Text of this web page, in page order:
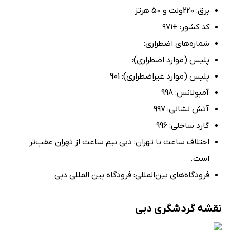
برق: 220ولت و 50 هرتز
کد کشور: +۹۷۱
شماره‌های اضطراری:
پلیس (موارد اضطراری):
پلیس (موارد غیراضطراری): 901
آمبولانس: 998
آتش‌ نشانی: 997
گارد ساحلی: 996
اختلاف ساعت با تهران: دبی نیم ساعت از تهران عقب‌تر
است.
فرودگاه‌های بین‌المللی: فرودگاه بین ‌المللی دبی
نقشه گردشگری دبی